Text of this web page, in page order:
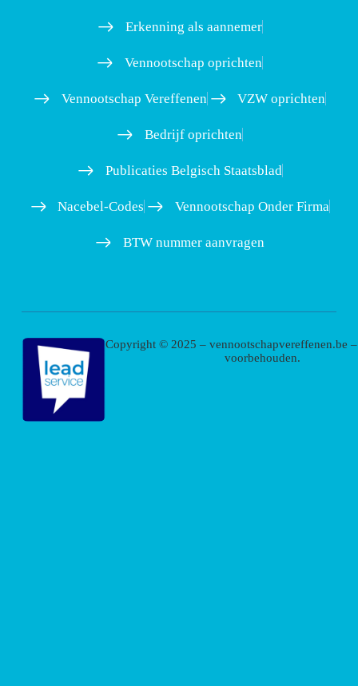
Erkenning als aannemer
Vennootschap oprichten
Vennootschap Vereffenen VZW oprichten
Bedrijf oprichten
Publicaties Belgisch Staatsblad
Nacebel-Codes Vennootschap Onder Firma
BTW nummer aanvragen
Copyright © 2025 – vennootschapvereffenen.be
voorbehouden.